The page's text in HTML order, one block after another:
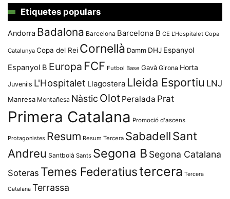
Etiquetes populars
Andorra Badalona Barcelona Barcelona B CE L'Hospitalet Copa
Catalunya Copa del Rei Cornellà Damm DHJ Espanyol
Espanyol B Europa FCF Futbol Base Gavà Girona Horta
Juvenils L'Hospitalet Llagostera Lleida Esportiu LNJ
Manresa Montañesa Nàstic Olot Peralada Prat
Primera Catalana Promoció d'ascens
Protagonistes Resum Resum Tercera SabadellSant
Andreu Santboià Sants Segona B Segona Catalana
Soteras Temes Federatiustercera Tercera
Catalana Terrassa